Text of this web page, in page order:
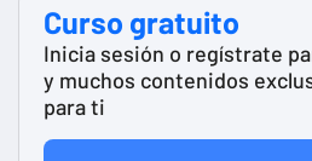
Curso gratuito
Inicia sesión o regístrate
y muchos contenidos
para ti